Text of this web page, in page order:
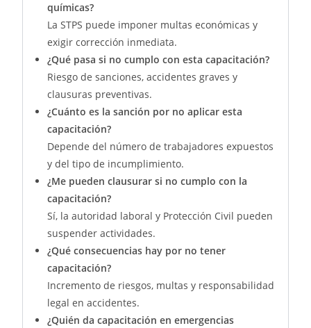
químicas?
La STPS puede imponer multas económicas y
exigir corrección inmediata.
¿Qué pasa si no cumplo con esta capacitación?
Riesgo de sanciones, accidentes graves y
clausuras preventivas.
¿Cuánto es la sanción por no aplicar esta
capacitación?
Depende del número de trabajadores expuestos
y del tipo de incumplimiento.
¿Me pueden clausurar si no cumplo con la
capacitación?
Sí, la autoridad laboral y Protección Civil pueden
suspender actividades.
¿Qué consecuencias hay por no tener
capacitación?
Incremento de riesgos, multas y responsabilidad
legal en accidentes.
¿Quién da capacitación en emergencias